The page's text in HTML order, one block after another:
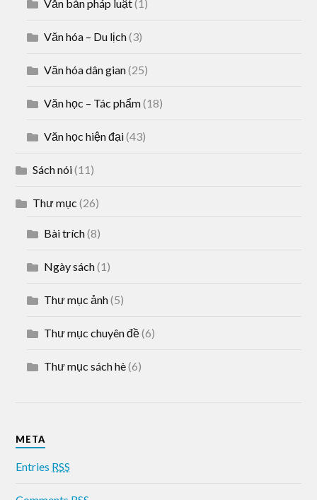
Văn bản pháp luật(1)
Văn hóa – Du lịch(3)
Văn hóa dân gian(25)
Văn học – Tác phẩm(18)
Văn học hiện đại(43)
Sách nói(11)
Thư mục (26)
Bài trích(8)
Ngày sách(1)
Thư mục ảnh(5)
Thư mục chuyên đề(6)
Thư mục sách hè(6)
META
Entries RSS